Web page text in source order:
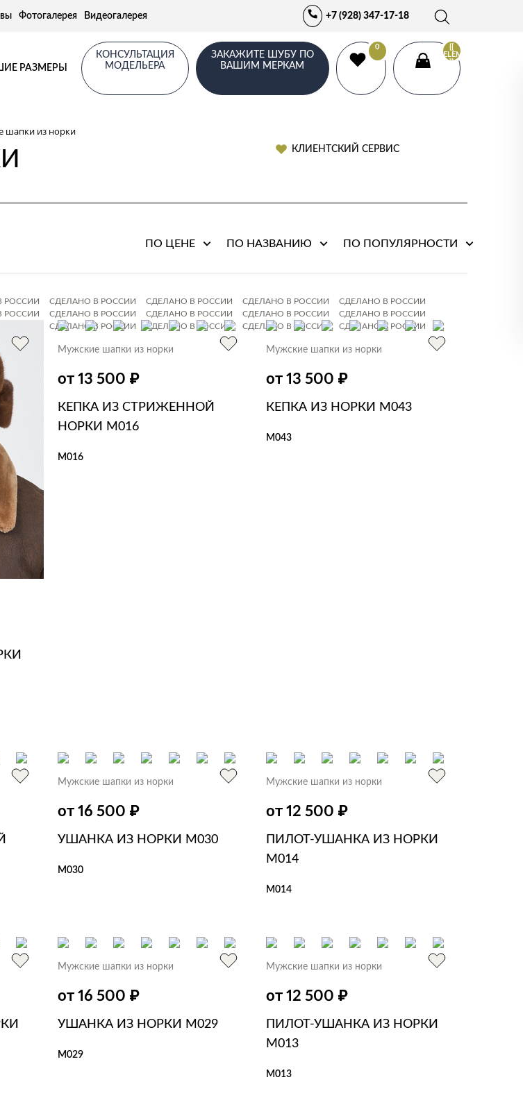
Фотогалерея Видеогалерея +7 (928) 347-17-18
РАЗМЕРЫ
КОНСУЛЬТАЦИЯ
МОДЕЛЬЕРА
ЗАКАЖИТЕ ШУБУ ПО
ВАШИМ МЕРКАМ
0
{{
ELEMENTS.LENGTH
}}
шапки из норки
КЛИЕНТСКИЙ СЕРВИС
ПО ЦЕНЕ ПО НАЗВАНИЮ ПО ПОПУЛЯРНОСТИ
РОССИИ СДЕЛАНО В РОССИИ СДЕЛАНО В РОССИИ СДЕЛАНО В РОССИИ
СДЕЛАНО В РОССИИ
РОССИИ СДЕЛАНО В РОССИИ СДЕЛАНО В РОССИИ СДЕЛАНО В РОССИИ
СДЕЛАНО В РОССИИ
СДЕЛАНО В РОССИИ СДЕЛАНО В РОССИИ СДЕЛАНО В РОССИИ
СДЕЛАНО В РОССИИ
РОССИИ
Мужские шапки из норки
от 13 500 ₽
КЕПКА ИЗ СТРИЖЕННОЙ
НОРКИ M016
M016
Мужские шапки из норки
от 13 500 ₽
КЕПКА ИЗ НОРКИ M043
M043
Мужские шапки из норки
от 16 500 ₽
УШАНКА ИЗ НОРКИ M030
M030
Мужские шапки из норки
от 12 500 ₽
ПИЛОТ-УШАНКА ИЗ НОРКИ
M014
M014
Мужские шапки из норки
от 16 500 ₽
УШАНКА ИЗ НОРКИ M029
M029
Мужские шапки из норки
от 12 500 ₽
ПИЛОТ-УШАНКА ИЗ НОРКИ
M013
M013